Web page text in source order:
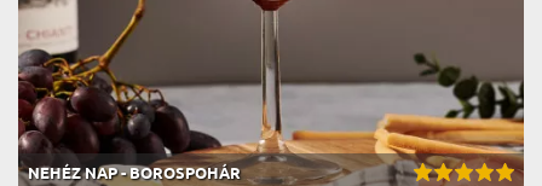
NEHÉZ NAP - BOROSPOHÁR